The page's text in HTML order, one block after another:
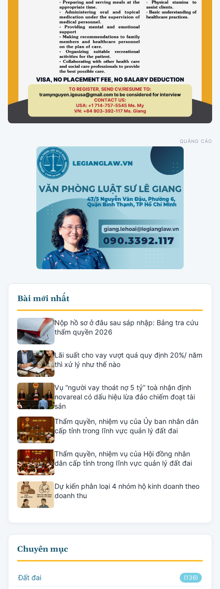
QUẢNG CÁO
Bài mới nhất
Nộp hồ sơ ở đâu sau sáp nhập: Bảng tra cứu
thẩm quyền 2026
Lãi suất cho vay vượt quá quy định 20%/ năm
thì xử lý như thế nào
Vụ “người vay thoát nợ 5 tỷ” toà nhận định
novareal có dấu hiệu lừa đảo chiếm đoạt tài
sản
Thẩm quyền, nhiệm vụ của Ủy ban nhân dân
cấp tỉnh trong lĩnh vực quản lý đất đai
Thẩm quyền, nhiệm vụ của Hội đồng nhân
dân cấp tỉnh trong lĩnh vực quản lý đất đai
Dự kiến phân loại 4 nhóm hộ kinh doanh theo
doanh thu
Chuyên mục
Đất đai (136)